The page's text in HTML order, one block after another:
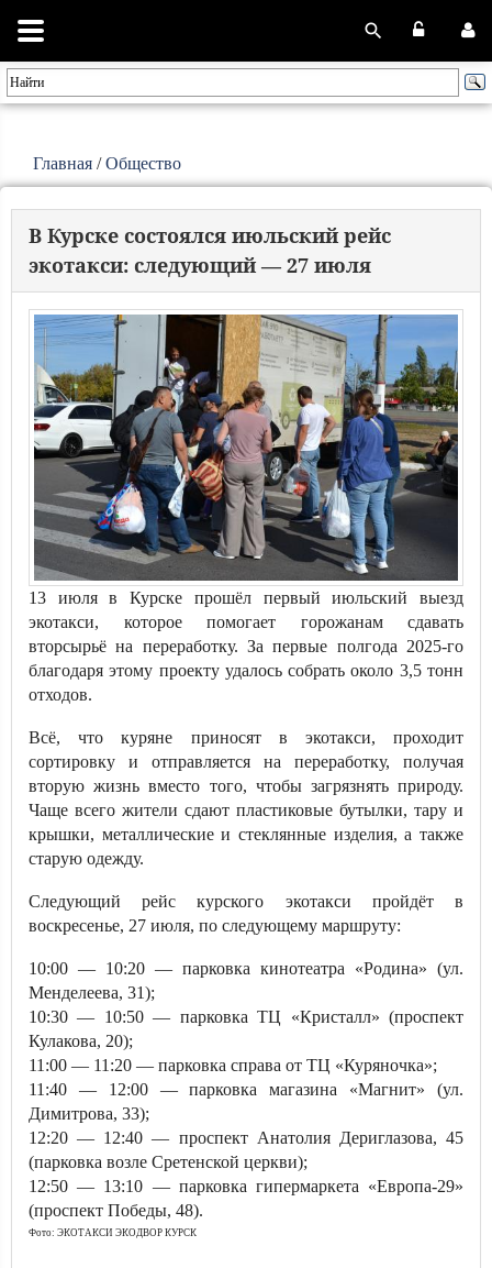
Главная /Общество
В Курске состоялся июльский рейс
экотакси: следующий — 27 июля
13 июля в Курске прошёл первый июльский выезд
экотакси, которое помогает горожанам сдавать
вторсырьё на переработку. За первые полгода 2025-го
благодаря этому проекту удалось собрать около 3,5 тонн
отходов.
Всё, что куряне приносят в экотакси, проходит
сортировку и отправляется на переработку, получая
вторую жизнь вместо того, чтобы загрязнять природу.
Чаще всего жители сдают пластиковые бутылки, тару и
крышки, металлические и стеклянные изделия, а также
старую одежду.
Следующий рейс курского экотакси пройдёт в
воскресенье, 27 июля, по следующему маршруту:
10:00 — 10:20 — парковка кинотеатра «Родина» (ул.
Менделеева, 31);
10:30 — 10:50 — парковка ТЦ «Кристалл» (проспект
Кулакова, 20);
11:00 — 11:20 — парковка справа от ТЦ «Куряночка»;
11:40 — 12:00 — парковка магазина «Магнит» (ул.
Димитрова, 33);
12:20 — 12:40 — проспект Анатолия Дериглазова, 45
(парковка возле Сретенской церкви);
12:50 — 13:10 — парковка гипермаркета «Европа-29»
(проспект Победы, 48).
Фото: ЭКОТАКСИ ЭКОДВОР КУРСК